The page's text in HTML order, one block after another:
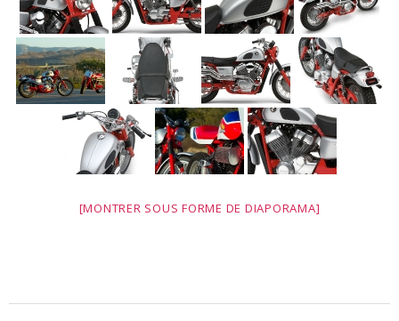
[MONTRER SOUS FORME DE DIAPORAMA]